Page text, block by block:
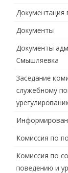
Документация
Документы
Документы
Смышляевка
Заседание
служебному
Комиссия по
Комиссия по
поведению и